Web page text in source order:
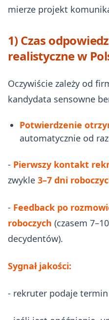
mierze projekt
1) Czas
realistyczne w
Oczywiście zależy od
kandydata sensowne
Potwierdzenie
automatycznie od
- Pierwszy kontakt
zwykle 3–7 dni
- Feedback po
roboczych (czasem
decydentów).
Sygnał jakości:
- rekruter podaje